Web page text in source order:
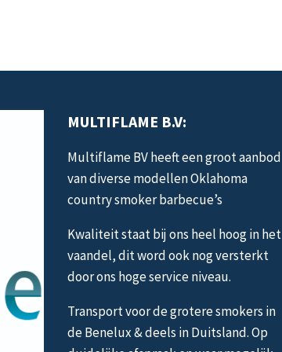
optie
gekozen
productpagina
MULTIFLAME B.V:
Multiflame BV heeft een groot aanbod
van diverse modellen Oklahoma
country smoker barbecue’s
Kwaliteit staat bij ons heel hoog in het
vaandel, dit word ook nog versterkt
door ons hoge service niveau.
Transport voor de grotere smokers in
de Benelux & deels in Duitsland. Op